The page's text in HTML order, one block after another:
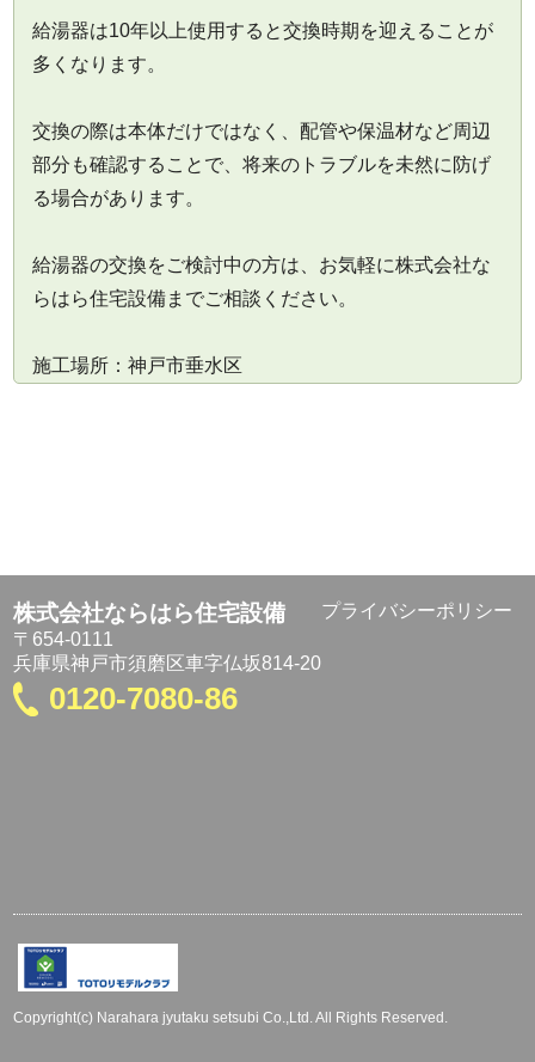
給湯器は10年以上使用すると交換時期を迎えることが
多くなります。
交換の際は本体だけではなく、配管や保温材など周辺
部分も確認することで、将来のトラブルを未然に防げ
る場合があります。
給湯器の交換をご検討中の方は、お気軽に株式会社な
らはら住宅設備までご相談ください。
施工場所：神戸市垂水区
株式会社ならはら住宅設備
〒654-0111
兵庫県神戸市須磨区車字仏坂814-20
0120-7080-86
プライバシーポリシー
Copyright(c) Narahara jyutaku setsubi Co.,Ltd. All Rights Reserved.